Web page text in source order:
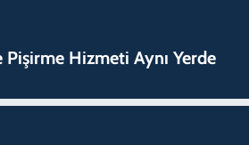
Pişirme Hizmeti Aynı Yerde